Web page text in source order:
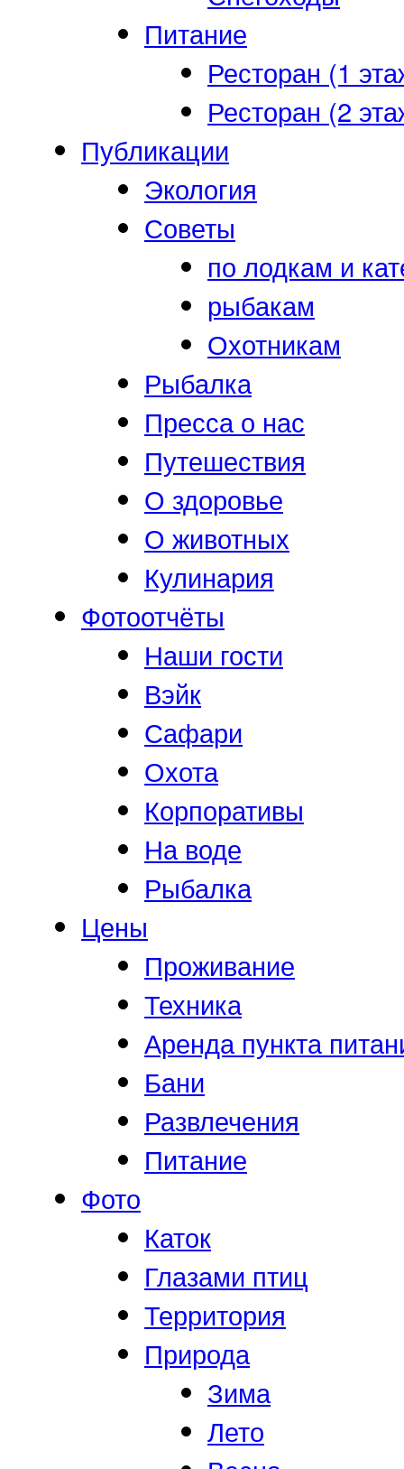
Питание
Ресторан (1
Ресторан (2
Публикации
Экология
Советы
по лодкам и
рыбакам
Охотникам
Рыбалка
Пресса о нас
Путешествия
О здоровье
О животных
Кулинария
Фотоотчёты
Наши гости
Вэйк
Сафари
Охота
Корпоративы
На воде
Рыбалка
Цены
Проживание
Техника
Аренда пункта
Бани
Развлечения
Питание
Фото
Каток
Глазами птиц
Территория
Природа
Зима
Лето